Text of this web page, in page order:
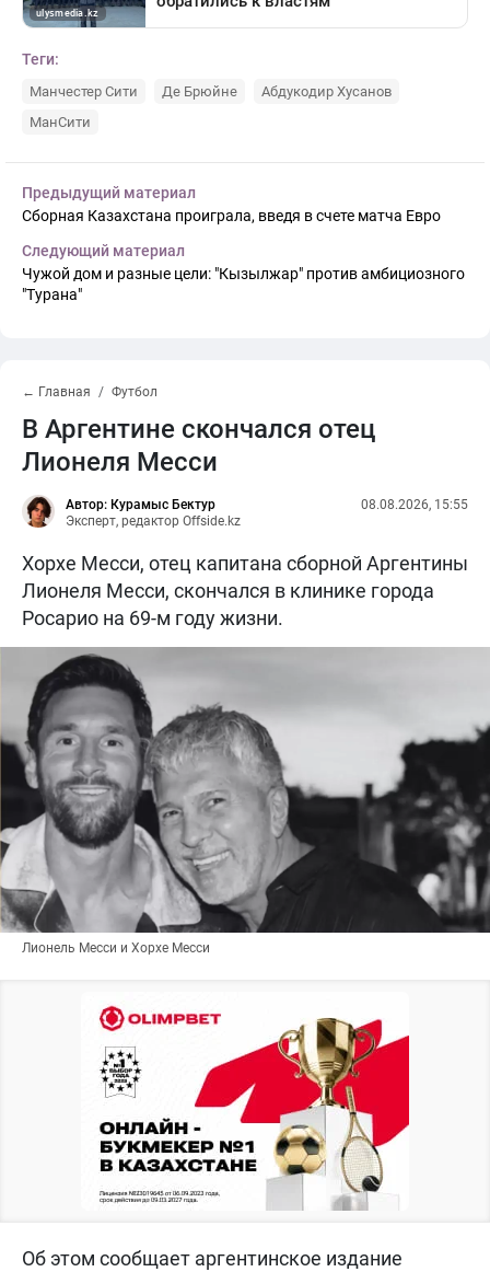
Теги:
Манчестер Сити Де Брюйне
Абдукодир Хусанов
МанСити
Предыдущий материал
Сборная Казахстана проиграла, введя в счете матча Евро
Следующий материал
Чужой дом и разные цели: "Кызылжар" против амбициозного
"Турана"
← Главная Футбол
В Аргентине скончался отец
Лионеля Месси
Автор: Курамыс Бектур
Эксперт, редактор Offside.kz
08.08.2026, 15:55
Хорхе Месси, отец капитана сборной Аргентины
Лионеля Месси, скончался в клинике города
Росарио на 69-м году жизни.
Лионель Месси и Хорхе Месси
Об этом сообщает аргентинское издание